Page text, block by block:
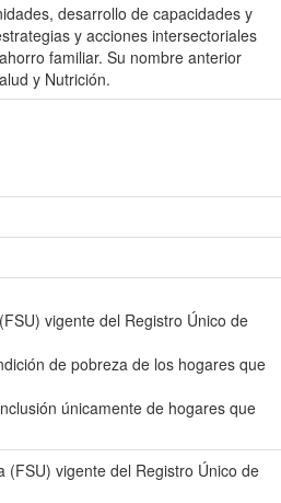
desarrollo de capacidades y
y acciones intersectoriales
familiar. Su nombre anterior
y Nutrición.
vigente del Registro Único de
de pobreza de los hogares que
únicamente de hogares que
vigente del Registro Único de